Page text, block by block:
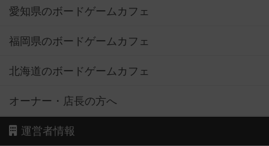
愛知県のボードゲームカフェ
福岡県のボードゲームカフェ
北海道のボードゲームカフェ
オーナー・店長の方へ
運営者情報